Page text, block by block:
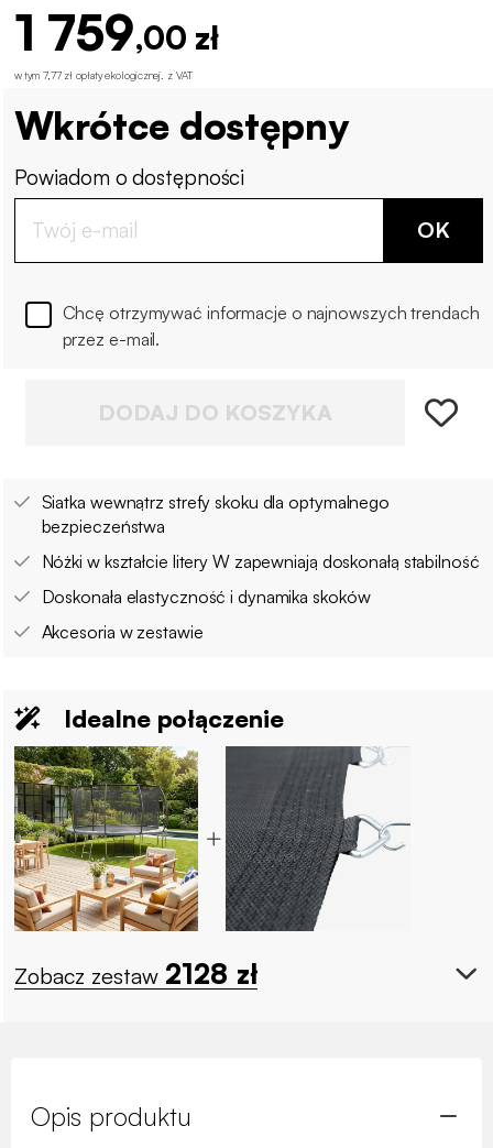
1 759,00 zł
w tym 7,77 zł opłaty ekologicznej z VAT
Wkrótce dostępny
Powiadom o dostępności
OK
Chcę otrzymywać informacje o najnowszych trendach
przez e-mail.
DODAJ DO KOSZYKA
Siatka wewnątrz strefy skoku dla optymalnego
bezpieczeństwa
Nóżki w kształcie litery W zapewniają doskonałą stabilność
Doskonała elastyczność i dynamika skoków
Akcesoria w zestawie
Idealne połączenie
Zobacz zestaw 2128 zł
Opis produktu